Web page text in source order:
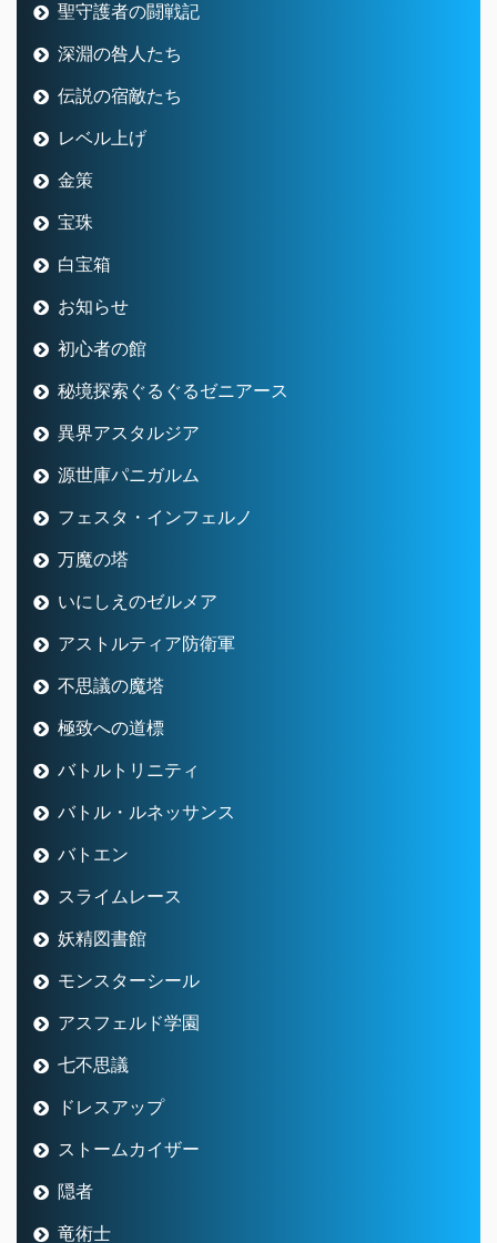
聖守護者の闘戦記
深淵の咎人たち
伝説の宿敵たち
レベル上げ
金策
宝珠
白宝箱
お知らせ
初心者の館
秘境探索ぐるぐるゼニアース
異界アスタルジア
源世庫パニガルム
フェスタ・インフェルノ
万魔の塔
いにしえのゼルメア
アストルティア防衛軍
不思議の魔塔
極致への道標
バトルトリニティ
バトル・ルネッサンス
バトエン
スライムレース
妖精図書館
モンスターシール
アスフェルド学園
七不思議
ドレスアップ
ストームカイザー
隠者
竜術士